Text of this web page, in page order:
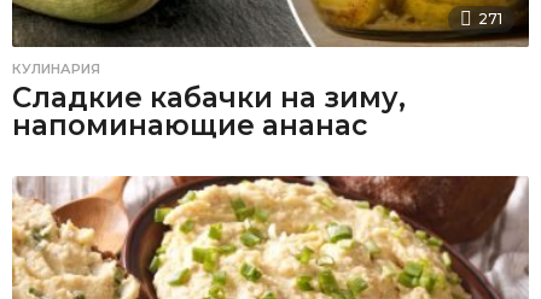
271
КУЛИНАРИЯ
Сладкие кабачки на зиму,
напоминающие ананас